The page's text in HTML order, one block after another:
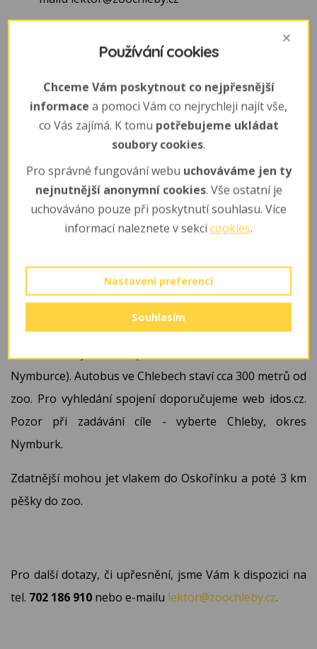
stánek u hlavního vchodu je v provozu v sezoně
(Palačinkárna o prázdninách) nebo dle počasí a
lze objednat svačinu nebo oběd pro větší skupinu
(kontakt na provozovatele: píSvatková 721 628
125 neboanna161@seznam.cz.
Veřejná doprava
Nesehnali jste vlastní dopravu?Do Chleb jezdí
Nymburce). Autobus ve Chlebech staví cca 300 metrů od
zoo. Pro vyhledání spojení doporučujeme web idos.cz.
Pozor při zadávání cíle - vyberte Chleby, okres
Nymburk.
Zdatnější mohou jet vlakem do Oskořínku a poté 3 km
pěšky do zoo.
Pro další dotazy, či upřesnění, jsme Vám k dispozici na
tel. 702 186 910 nebo e-mailu lektor@zoochleby.cz.
Používání cookies
Chceme Vám poskytnout co nejpřesnější
informace a pomoci Vám co nejrychleji najít vše,
co Vás zajímá. K tomu potřebujeme ukládat
soubory cookies.
Pro správné fungování webu uchováváme jen ty
nejnutnější anonymní cookies. Vše ostatní je
uchováváno pouze při poskytnutí souhlasu. Více
informací naleznete v sekci cookies.
Nastavení preferencí
Souhlasím